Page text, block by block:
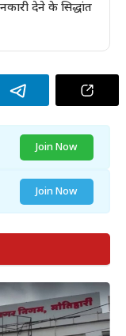
देने के सिद्धांत
Join Now
Join Now